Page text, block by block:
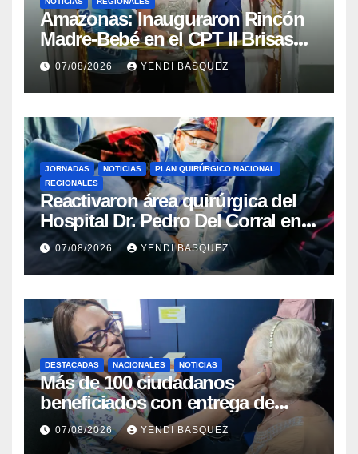
​Amazonas: Inauguraron Rincón
Madre-Bebé en el CPT II Brisas
del Aeropuerto ​Inauguraron
Rincón
07/08/2026 YENDI BASQUEZ
JORNADAS NOTICIAS
PLAN QUIRÚRGICO NACIONAL
REGIONALES
Reactivaron área quirúrgica del
Hospital Dr. Pedro Del Corral en
Guárico
07/08/2026 YENDI BASQUEZ
DESTACADAS NACIONALES NOTICIAS
Más de 100 ciudadanos
beneficiados con entrega de
prótesis auditivas en el Centro de
Rehabilitación J.J. Arvelo
07/08/2026 YENDI BASQUEZ